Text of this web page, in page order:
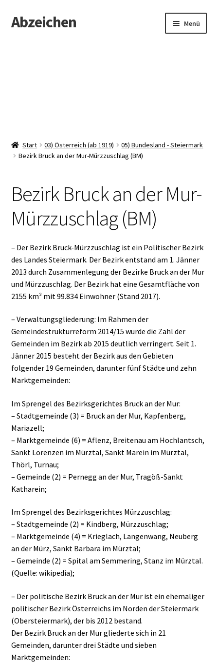
Zur
Navigation
Zum
Inhalt
Abzeichen Menü
Start 03) Österreich (ab 1919)
05) Bundesland - Steiermark
Bezirk Bruck an der Mur-Mürzzuschlag (BM)
Bezirk Bruck an der Mur-
Mürzzuschlag (BM)
– Der Bezirk Bruck-Mürzzuschlag ist ein Politischer Bezirk
des Landes Steiermark. Der Bezirk entstand am 1. Jänner
2013 durch Zusammenlegung der Bezirke Bruck an der Mur
und Mürzzuschlag. Der Bezirk hat eine Gesamtfläche von
2155 km² mit 99.834 Einwohner (Stand 2017).
– Verwaltungsgliederung: Im Rahmen der
Gemeindestrukturreform 2014/15 wurde die Zahl der
Gemeinden im Bezirk ab 2015 deutlich verringert. Seit 1.
Jänner 2015 besteht der Bezirk aus den Gebieten
folgender 19 Gemeinden, darunter fünf Städte und zehn
Marktgemeinden:
Im Sprengel des Bezirksgerichtes Bruck an der Mur:
– Stadtgemeinde (3) = Bruck an der Mur, Kapfenberg,
Mariazell;
– Marktgemeinde (6) = Aflenz, Breitenau am Hochlantsch,
Sankt Lorenzen im Mürztal, Sankt Marein im Mürztal,
Thörl, Turnau;
– Gemeinde (2) = Pernegg an der Mur, Tragöß-Sankt
Katharein;
Im Sprengel des Bezirksgerichtes Mürzzuschlag:
– Stadtgemeinde (2) = Kindberg, Mürzzuschlag;
– Marktgemeinde (4) = Krieglach, Langenwang, Neuberg
an der Mürz, Sankt Barbara im Mürztal;
– Gemeinde (2) = Spital am Semmering, Stanz im Mürztal.
(Quelle: wikipedia);
– Der politische Bezirk Bruck an der Mur ist ein ehemaliger
politischer Bezirk Österreichs im Norden der Steiermark
(Obersteiermark), der bis 2012 bestand.
Der Bezirk Bruck an der Mur gliederte sich in 21
Gemeinden, darunter drei Städte und sieben
Marktgemeinden: